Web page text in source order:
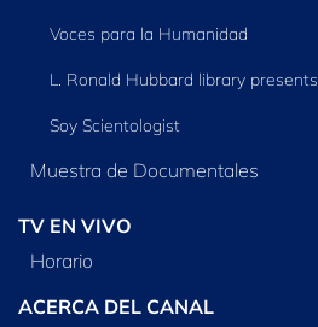
Voces para la Humanidad
L. Ronald Hubbard library presents
Soy Scientologist
Muestra de Documentales
TV EN VIVO
Horario
ACERCA DEL CANAL